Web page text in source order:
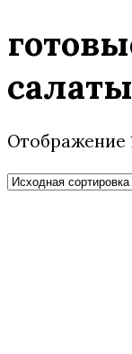
салаты
Отображение